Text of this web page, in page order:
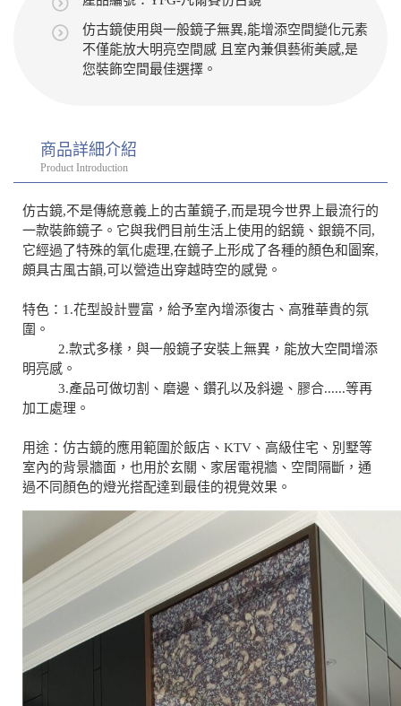
仿古鏡使用與一般鏡子無異,能增添空間變化元素
不僅能放大明亮空間感 且室內兼俱藝術美感,是
您裝飾空間最佳選擇。
商品詳細介紹
Product Introduction
仿古鏡,不是傳統意義上的古董鏡子,而是現今世界上最流行的
一款裝飾鏡子。它與我們目前生活上使用的鋁鏡、銀鏡不同,
它經過了特殊的氧化處理,在鏡子上形成了各種的顏色和圖案,
頗具古風古韻,可以營造出穿越時空的感覺。
特色：1.花型設計豐富，給予室內增添復古、高雅華貴的氛
圍。
2.款式多樣，與一般鏡子安裝上無異，能放大空間增添
明亮感。
3.產品可做切割、磨邊、鑽孔以及斜邊、膠合......等再
加工處理。
用途：仿古鏡的應用範圍於飯店、KTV、高級住宅、別墅等
室內的背景牆面，也用於玄關、家居電視牆、空間隔斷，通
過不同顏色的燈光搭配達到最佳的視覺效果。